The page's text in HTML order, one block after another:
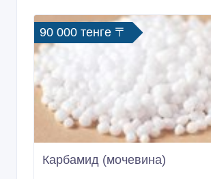
90 000 тенге 〒
Карбамид (мочевина)